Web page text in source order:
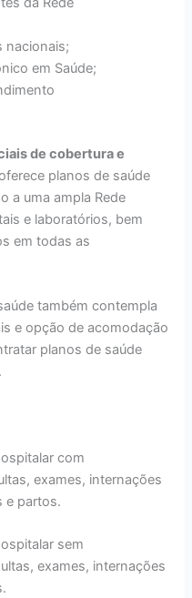
nacionais;
em Saúde;
de cobertura e
planos de saúde
a uma ampla Rede
e laboratórios, bem
em todas as
também contempla
e opção de acomodação
planos de saúde
com
exames, internações
e partos.
sem
exames, internações